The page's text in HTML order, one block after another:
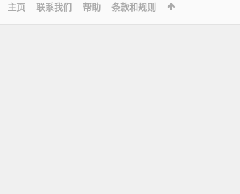
主页 联系我们 帮助 条款和规则